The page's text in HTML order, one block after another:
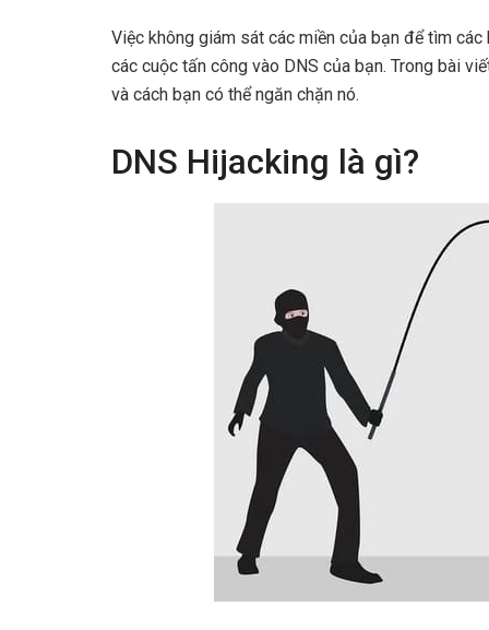
Việc không giám sát các miền của bạn để tìm
các cuộc tấn công vào DNS của bạn. Trong bài
và cách bạn có thể ngăn chặn nó.
DNS Hijacking là gì?